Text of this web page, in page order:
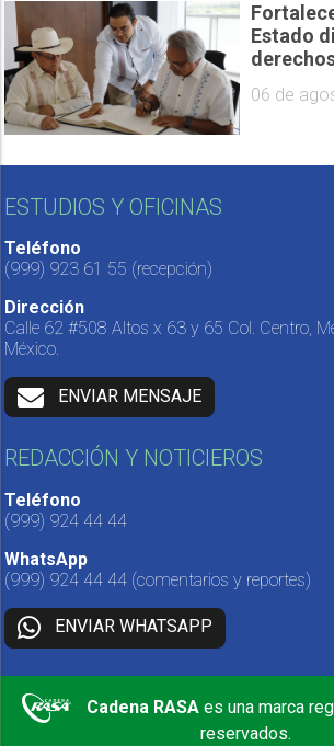
Estado
06 de
ESTUDIOS Y OFICINAS
Teléfono
(999) 923 61 55 (recepción)
Dirección
Calle 62 #508 Altos x 63 y 65 Col. Centro,
México.
ENVIAR MENSAJE
REDACCIÓN Y NOTICIEROS
Teléfono
(999) 924 44 44
WhatsApp
(999) 924 44 44 (comentarios y reportes)
ENVIAR WHATSAPP
Cadena RASA es una marca
reservados.